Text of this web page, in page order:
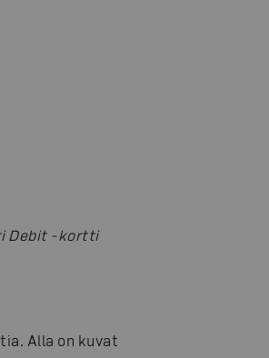
Debit -kortti
Alla on kuvat